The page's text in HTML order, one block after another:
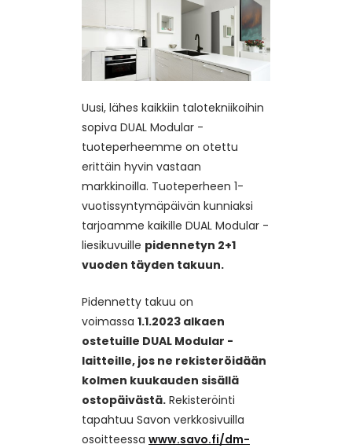
Uusi, lähes kaikkiin talotekniikoihin
sopiva DUAL Modular -
tuoteperheemme on otettu
erittäin hyvin vastaan
markkinoilla. Tuoteperheen 1-
vuotissyntymäpäivän kunniaksi
tarjoamme kaikille DUAL Modular -
liesikuvuille pidennetyn 2+1
vuoden täyden takuun.
Pidennetty takuu on
voimassa 1.1.2023 alkaen
ostetuille DUAL Modular -
laitteille, jos ne rekisteröidään
kolmen kuukauden sisällä
ostopäivästä. Rekisteröinti
tapahtuu Savon verkkosivuilla
osoitteessa www.savo.fi/dm-